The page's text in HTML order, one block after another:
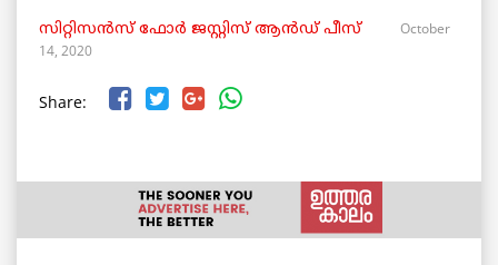
സിറ്റിസൻസ് ഫോർ ജസ്റ്റിസ് ആൻഡ് പീസ്
October
14, 2020
Share: